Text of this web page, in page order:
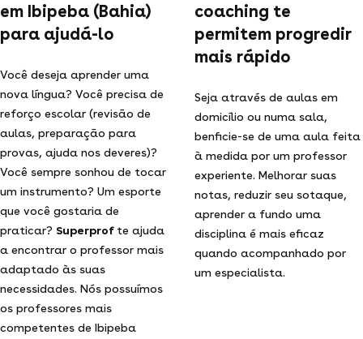
em Ibipeba (Bahia)
para ajudá-lo
Você deseja aprender uma
nova língua? Você precisa de
reforço escolar (revisão de
aulas, preparação para
provas, ajuda nos deveres)?
Você sempre sonhou de tocar
um instrumento? Um esporte
que você gostaria de
praticar? Superprof te ajuda
a encontrar o professor mais
adaptado às suas
necessidades. Nós possuímos
os professores mais
competentes de Ibipeba
coaching te
permitem progredir
mais rápido
Seja através de aulas em
domicílio ou numa sala,
benficie-se de uma aula feita
à medida por um professor
experiente. Melhorar suas
notas, reduzir seu sotaque,
aprender a fundo uma
disciplina é mais eficaz
quando acompanhado por
um especialista.